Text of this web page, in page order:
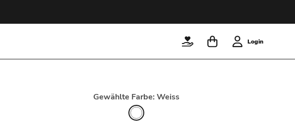
Login
Gewählte Farbe: Weiss